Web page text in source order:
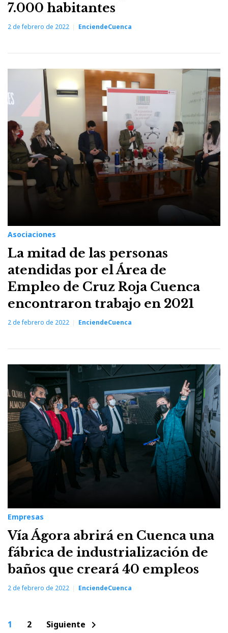
7.000 habitantes
2 de febrero de 2022 EnciendeCuenca
Asociaciones
La mitad de las personas
atendidas por el Área de
Empleo de Cruz Roja Cuenca
encontraron trabajo en 2021
2 de febrero de 2022 EnciendeCuenca
Empresas
Vía Ágora abrirá en Cuenca una
fábrica de industrialización de
baños que creará 40 empleos
2 de febrero de 2022 EnciendeCuenca
Paginación
1 2 Siguiente chevron_right